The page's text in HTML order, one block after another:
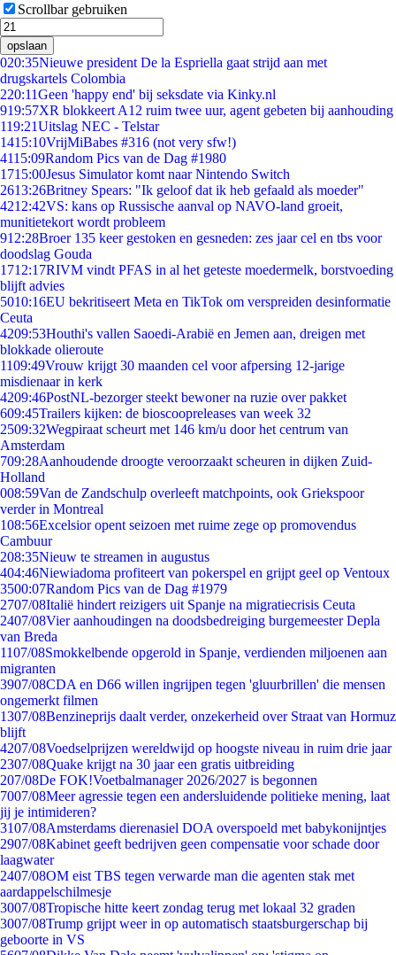
Scrollbar gebruiken
opslaan
020:35Nieuwe president De la Espriella gaat strijd aan met
drugskartels Colombia
220:11Geen 'happy end' bij seksdate via Kinky.nl
919:57XR blokkeert A12 ruim twee uur, agent gebeten bij aanhouding
119:21Uitslag NEC - Telstar
1415:10VrijMiBabes #316 (not very sfw!)
4115:09Random Pics van de Dag #1980
1715:00Jesus Simulator komt naar Nintendo Switch
2613:26Britney Spears: "Ik geloof dat ik heb gefaald als moeder"
4212:42VS: kans op Russische aanval op NAVO-land groeit,
munitietekort wordt probleem
912:28Broer 135 keer gestoken en gesneden: zes jaar cel en tbs voor
doodslag Gouda
1712:17RIVM vindt PFAS in al het geteste moedermelk, borstvoeding
blijft advies
5010:16EU bekritiseert Meta en TikTok om verspreiden desinformatie
Ceuta
4209:53Houthi's vallen Saoedi-Arabië en Jemen aan, dreigen met
blokkade olieroute
1109:49Vrouw krijgt 30 maanden cel voor afpersing 12-jarige
misdienaar in kerk
4209:46PostNL-bezorger steekt bewoner na ruzie over pakket
609:45Trailers kijken: de bioscoopreleases van week 32
2509:32Wegpiraat scheurt met 146 km/u door het centrum van
Amsterdam
709:28Aanhoudende droogte veroorzaakt scheuren in dijken Zuid-
Holland
008:59Van de Zandschulp overleeft matchpoints, ook Griekspoor
verder in Montreal
108:56Excelsior opent seizoen met ruime zege op promovendus
Cambuur
208:35Nieuw te streamen in augustus
404:46Niewiadoma profiteert van pokerspel en grijpt geel op Ventoux
3500:07Random Pics van de Dag #1979
2707/08Italië hindert reizigers uit Spanje na migratiecrisis Ceuta
2407/08Vier aanhoudingen na doodsbedreiging burgemeester Depla
van Breda
1107/08Smokkelbende opgerold in Spanje, verdienden miljoenen aan
migranten
3907/08CDA en D66 willen ingrijpen tegen 'gluurbrillen' die mensen
ongemerkt filmen
1307/08Benzineprijs daalt verder, onzekerheid over Straat van Hormuz
blijft
4207/08Voedselprijzen wereldwijd op hoogste niveau in ruim drie jaar
2307/08Quake krijgt na 30 jaar een gratis uitbreiding
207/08De FOK!Voetbalmanager 2026/2027 is begonnen
7007/08Meer agressie tegen een andersluidende politieke mening, laat
jij je intimideren?
3107/08Amsterdams dierenasiel DOA overspoeld met babykonijntjes
2907/08Kabinet geeft bedrijven geen compensatie voor schade door
laagwater
2407/08OM eist TBS tegen verwarde man die agenten stak met
aardappelschilmesje
3007/08Tropische hitte keert zondag terug met lokaal 32 graden
3007/08Trump grijpt weer in op automatisch staatsburgerschap bij
geboorte in VS